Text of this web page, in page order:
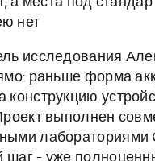
нет
исследования
раньше форма
конструкцию
выполнен
лабораториями
- уже